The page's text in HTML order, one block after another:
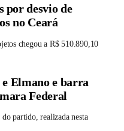
por desvio de
no Ceará
chegou a R$ 510.890,10
Elmano e barra
Federal
partido, realizada nesta